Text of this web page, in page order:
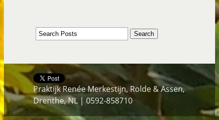
Praktijk Renée Merkestijn, Rolde & Assen,
Drenthe, NL | 0592-858710